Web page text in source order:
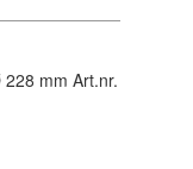
mm Art.nr.